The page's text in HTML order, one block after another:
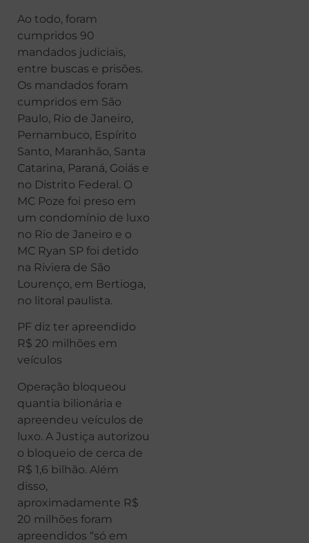
Ao todo, foram
cumpridos 90
mandados judiciais,
entre buscas e prisões.
Os mandados foram
cumpridos em São
Paulo, Rio de Janeiro,
Pernambuco, Espírito
Santo, Maranhão, Santa
Catarina, Paraná, Goiás e
no Distrito Federal. O
MC Poze foi preso em
um condomínio de luxo
no Rio de Janeiro e o
MC Ryan SP foi detido
na Riviera de São
Lourenço, em Bertioga,
no litoral paulista.
PF diz ter apreendido
R$ 20 milhões em
veículos
Operação bloqueou
quantia bilionária e
apreendeu veículos de
luxo. A Justiça autorizou
o bloqueio de cerca de
R$ 1,6 bilhão. Além
disso,
aproximadamente R$
20 milhões foram
apreendidos “só em